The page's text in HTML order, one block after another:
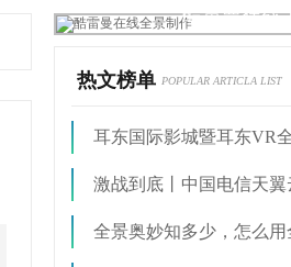
酷雷曼在线
热文榜单 POPULAR ARTICLA LIST
全景奥妙知多少，怎么